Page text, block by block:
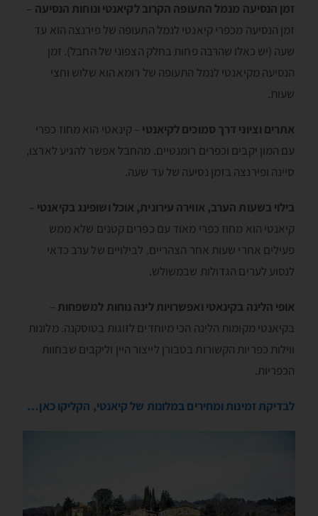
זמן הנסיעה מנמל התעופה הקרוב לקיאנטי ונוחות הנסיעה –
זמן הנסיעה מכפרי קיאנטי לנמל התעופה של פירנצה הוא עד
שעה (יש כאלו שהרבה פחות בחלק הצפוני של החבל). זמן
הנסיעה מקיאנטי לנמל התעופה של רומא הוא שלוש וחצי
שעות.
אתרים וציוני דרך סמוכים לקיאנטי – קינאטי הוא מחוז כפרי
עם המון יקבים וכפרים רומנטיים. מהחבל אפשר להגיע לארצו,
סיינה ופירנצה בזמן נסיעה של עד שעה.
בילוי בשעות הערב, אווירה עירונית, אוכל ושופינג בקיאנטי –
קיאנטי הוא מחוז כפרי מאוד עם כפרים קטנים שלא ממש
פעילים אחרי שעות אחר הצהריים. לבילויים של ערב כדאי
לנסוע לערים הגדולות שבמשולש.
אופי הלינה בקינאטי ואפשרויות לינה נוחות למשפחות –
בקיאנטי מקומות הלינה הכי מיוחדים לזוגות בטוסקנה. מלונות
ווילות כפריות הקשורות בטבורן לייצור היין וליקבים שבחוות
הכפריות.
לבדיקת זמינות ומחירים במלונות של קיאנטי, הקליקו כאן…